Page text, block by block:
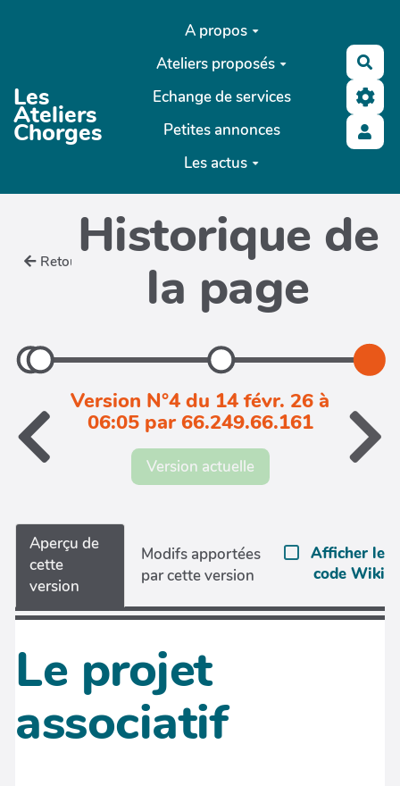
Aller au contenu principal
Les
Ateliers
Chorges
A propos
Ateliers proposés
Echange de services
Petites annonces
Les actus
Retour Historique de
la page
Version N°4 du 14 févr. 26 à
06:05 par 66.249.66.161
Version actuelle
Aperçu de
cette
version
Modifs apportées
par cette version
Afficher le
code Wiki